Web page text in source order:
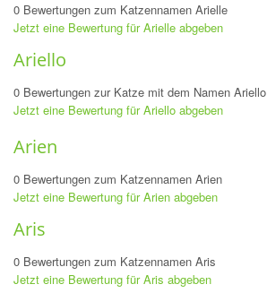
0 Bewertungen zum Katzennamen Arielle
Jetzt eine Bewertung für Arielle abgeben
Ariello
0 Bewertungen zur Katze mit dem Namen Ariello
Jetzt eine Bewertung für Ariello abgeben
Arien
0 Bewertungen zum Katzennamen Arien
Jetzt eine Bewertung für Arien abgeben
Aris
0 Bewertungen zum Katzennamen Aris
Jetzt eine Bewertung für Aris abgeben